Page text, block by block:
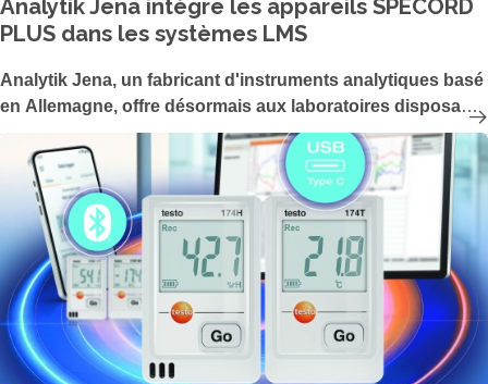
Analytik Jena intègre les appareils SPECORD
PLUS dans les systèmes LMS
Analytik Jena, un fabricant d'instruments analytiques basé
en Allemagne, offre désormais aux laboratoires disposant
d'un haut degré d'automatisation et d'un grand nombre
d'échantillons par jour la possibilité de centraliser et de
numériser leurs processus de mesure dans le domaine de
la technologie UV/Vis. La dernière mise à jour du logiciel de
l'appareil UV/VIS ASpect UV permet de contrôler les
appareils SPECORD PLUS d'Analytik Jena via un système
de gestion de laboratoire (LMS) externe.